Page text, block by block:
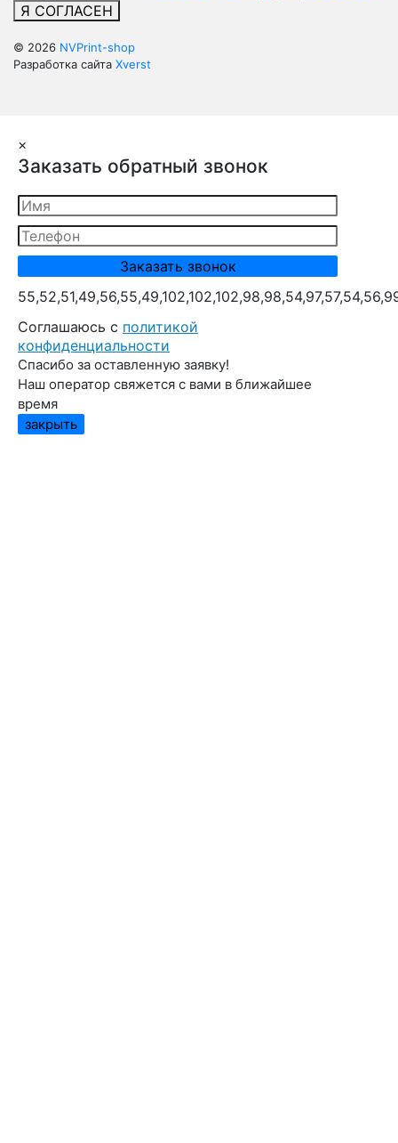
Я СОГЛАСЕН
© 2026 NVPrint-shop
Разработка сайта Xverst
×
Заказать обратный звонок
Cоглашаюсь с политикой
конфиденциальности
Спасибо за оставленную заявку!
Наш оператор свяжется с вами в ближайшее
время
закрыть